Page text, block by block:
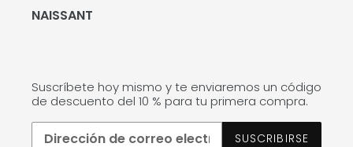
NAISSANT
Suscríbete hoy mismo y te enviaremos un código
de descuento del 10 % para tu primera compra.
SUSCRIBIRSE